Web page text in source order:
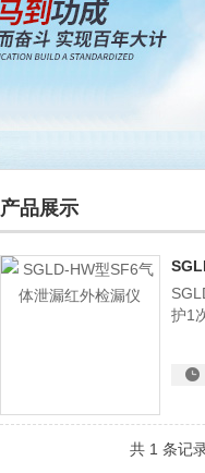
产品展示
护1
共 1 条记